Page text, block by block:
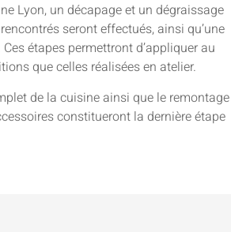
Lyon, un décapage et un dégraissage
seront effectués, ainsi qu’une
étapes permettront d’appliquer au
que celles réalisées en atelier.
de la cuisine ainsi que le remontage
constitueront la dernière étape